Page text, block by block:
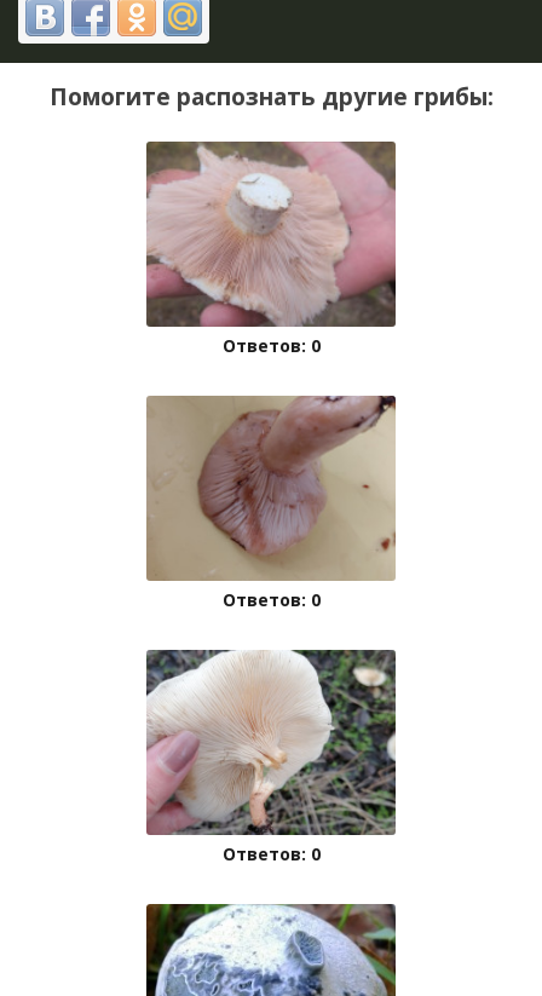
Помогите распознать другие грибы:
Ответов: 0
Ответов: 0
Ответов: 0